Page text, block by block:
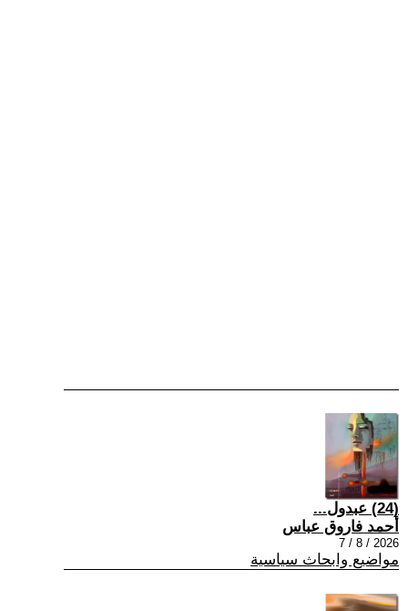
(24) عبدول...
أحمد فاروق عباس
2026 / 8 / 7
مواضيع وابحاث سياسية